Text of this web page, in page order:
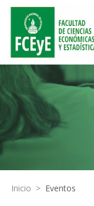
Inicio > Eventos